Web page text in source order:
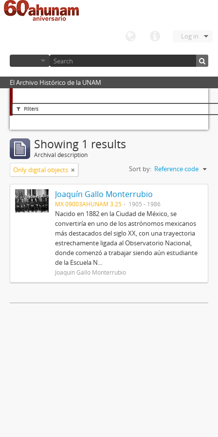
Log in
El Archivo Histórico de la UNAM
Filters
Showing 1 results
Archival description
Only digital objects Sort by: Reference code
Joaquín Gallo Monterrubio
MX 09003AHUNAM 3.25 1905 - 1986
Nacido en 1882 en la Ciudad de México, se
convertiría en uno de los astrónomos mexicanos
más destacados del siglo XX, con una trayectoria
estrechamente ligada al Observatorio Nacional,
donde comenzó a trabajar siendo aún estudiante
de la Escuela N...
Joaquín Gallo Monterrubio